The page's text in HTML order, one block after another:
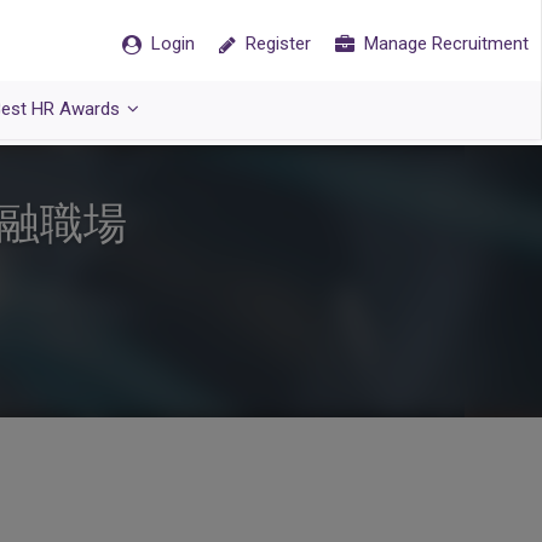
Login Register Manage Recruitment
HR Awards
職場